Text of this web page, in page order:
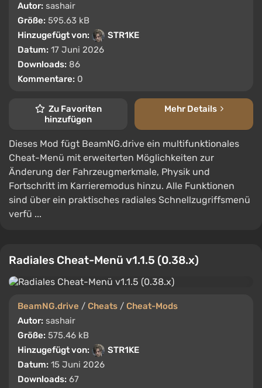
Autor: sashair
Größe: 595.63 kB
Hinzugefügt von:
STR1KE
Datum: 17 Juni 2026
Downloads: 86
Kommentare: 0
Zu Favoriten
hinzufügen
Mehr Details
Dieses Mod fügt BeamNG.drive ein multifunktionales
Cheat-Menü mit erweiterten Möglichkeiten zur
Änderung der Fahrzeugmerkmale, Physik und
Fortschritt im Karrieremodus hinzu. Alle Funktionen
sind über ein praktisches radiales Schnellzugriffsmenü
verfü ...
Radiales Cheat-Menü v1.1.5 (0.38.x)
BeamNG.drive / Cheats / Cheat-Mods
Autor: sashair
Größe: 575.46 kB
Hinzugefügt von:
STR1KE
Datum: 15 Juni 2026
Downloads: 67